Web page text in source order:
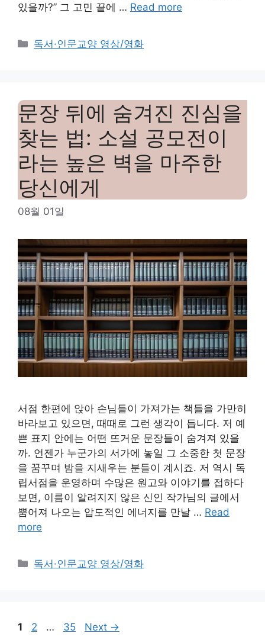
있을까?” 그 고민 끝에 … Read more
Categories
독서·인문교양 영상/영화
문장 뒤에 숨겨진 진심을
찾는 법: 소설 공모전이
라는 높은 벽을 마주한
당신에게
08월 01일
서점 한편에 앉아 손님들이 가져가는 책들을 가만히
바라보고 있으면, 때때로 그런 생각이 듭니다. 저 예
쁜 표지 안에는 어떤 뜨거운 문장들이 숨겨져 있을
까. 언젠가 누군가의 서가에 놓일 그 소중한 첫 문장
을 꿈꾸며 밤을 지새우는 분들이 계시죠. 저 역시 독
립서점을 운영하며 수많은 원고와 이야기를 접하다
보면, 이름이 알려지지 않은 신인 작가님의 글에서
뿜어져 나오는 압도적인 에너지를 만날 … Read
more
Categories
독서·인문교양 영상/영화
Page
1 Page
2 … Page
35 Next →